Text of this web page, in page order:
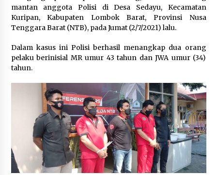
Pelarian terduga Otak Curanmor di Kecamatan
kempo, Berakhir di tangan Tim Opsnal Polsek
Kempo
Tim Opsnal Polsek Kempo Amankan salah satu
Terduga Curanmor yang sempat jadi DPO
4 minggu ago
Tim Opsnal Polsek Kempo Amankan salah satu
Terduga Curanmor yang sempat jadi DPO
selama Sepekan
4 minggu ago
Sekjen GTKN Desak Revisi PermenPANRB
Nomor 9 Tahun 2026, Soroti Ketidakpastian
Nasib PPPK Paruh Waktu di Tengah
mantan anggota Polisi di Desa Sedayu, Kecamatan
Kuripan, Kabupaten Lombok Barat, Provinsi Nusa
Tenggara Barat (NTB), pada Jumat (2/7/2021) lalu.
Dalam kasus ini Polisi berhasil menangkap dua orang
pelaku berinisial MR umur 43 tahun dan JWA umur (34)
tahun.